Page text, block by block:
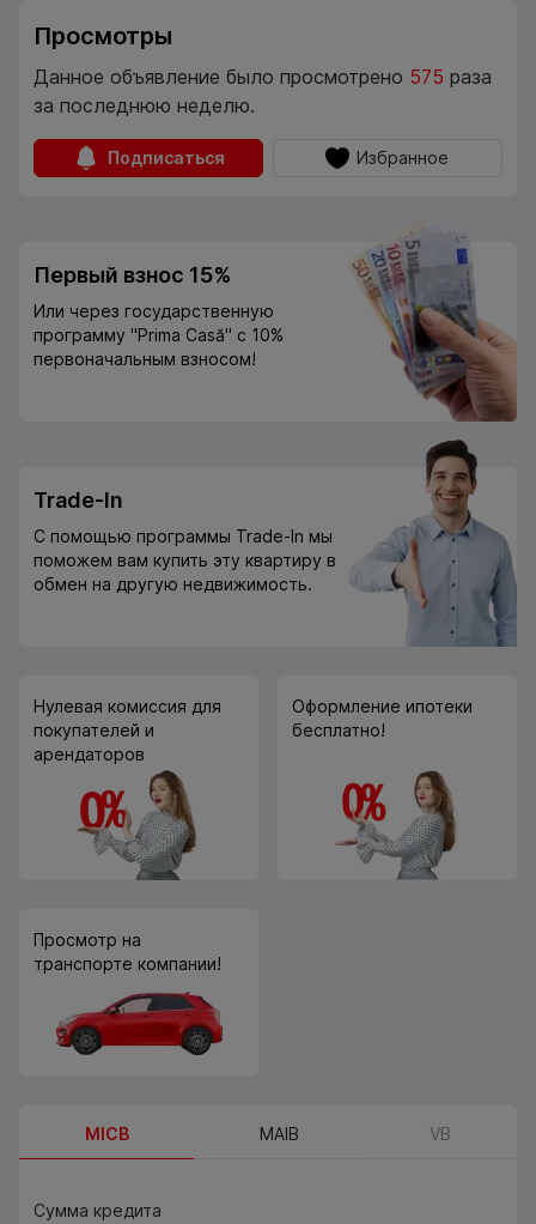
Просмотры
Данное объявление было просмотрено 575 раза
за последнюю неделю.
Подписаться Избранное
Первый взнос 15%
Или через государственную
программу "Prima Casă" с 10%
первоначальным взносом!
Trade-In
С помощью программы Trade-In мы
поможем вам купить эту квартиру в
обмен на другую недвижимость.
Нулевая комиссия для
покупателей и
арендаторов
Оформление ипотеки
бесплатно!
Просмотр на
транспорте компании!
MICB MAIB VB
Сумма кредита